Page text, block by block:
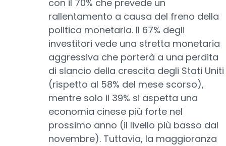
con il 70% che prevede un
rallentamento a causa del freno della
politica monetaria. Il 67% degli
investitori vede una stretta monetaria
aggressiva che porterà a una perdita
di slancio della crescita degli Stati Uniti
(rispetto al 58% del mese scorso),
mentre solo il 39% si aspetta una
economia cinese più forte nel
prossimo anno (il livello più basso dal
novembre). Tuttavia, la maggioranza